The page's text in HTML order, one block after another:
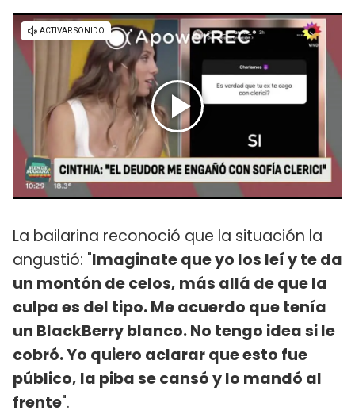
La bailarina reconoció que la situación la
angustió: "Imaginate que yo los leí y te da
un montón de celos, más allá de que la
culpa es del tipo. Me acuerdo que tenía
un BlackBerry blanco. No tengo idea si le
cobró. Yo quiero aclarar que esto fue
público, la piba se cansó y lo mandó al
frente".